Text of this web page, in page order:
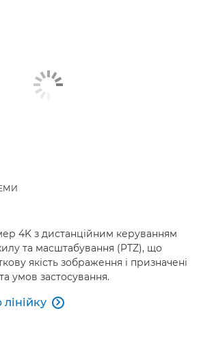
4K з дистанційним керуванням
та масштабування (PTZ), що
якість зображення і призначені
умов застосування.
